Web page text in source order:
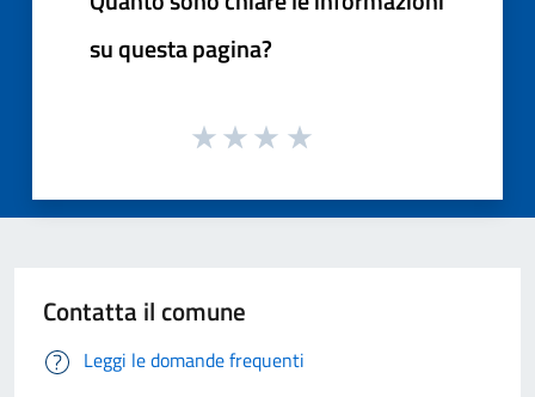
su questa pagina?
Contatta il comune
Leggi le domande frequenti